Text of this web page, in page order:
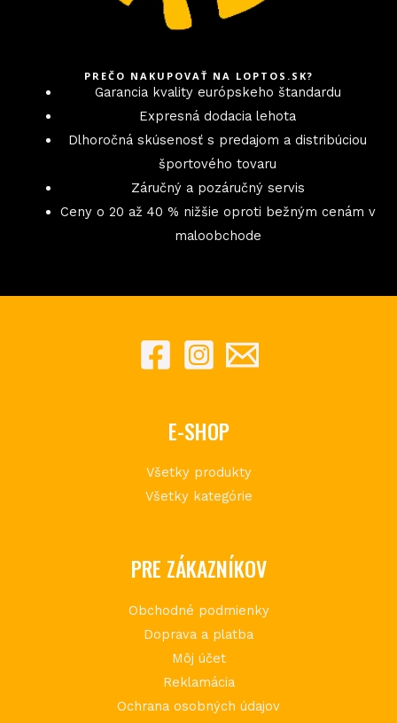
PREČO NAKUPOVAŤ NA LOPTOS.SK?
Garancia kvality európskeho štandardu
Expresná dodacia lehota
Dlhoročná skúsenosť s predajom a distribúciou
športového tovaru
Záručný a pozáručný servis
Ceny o 20 až 40 % nižšie oproti bežným cenám v
maloobchode
E-SHOP
Všetky produkty
Všetky kategórie
PRE ZÁKAZNÍKOV
Obchodné podmienky
Doprava a platba
Môj účet
Reklamácia
Ochrana osobných údajov